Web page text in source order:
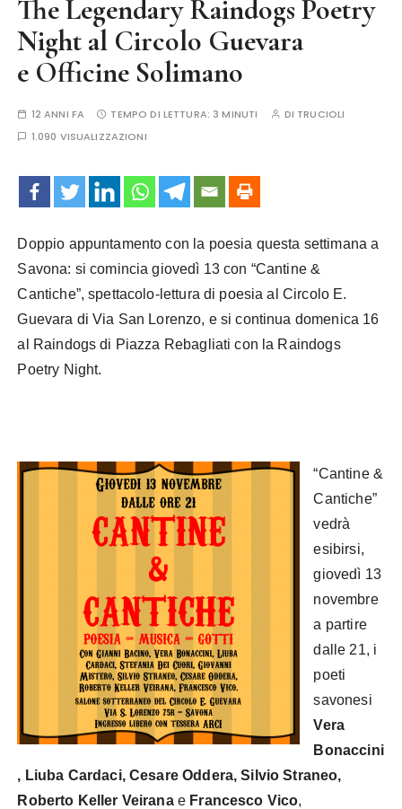
The Legendary Raindogs Poetry
Night al Circolo Guevara
e Officine Solimano
12 ANNI FA TEMPO DI LETTURA: 3 MINUTI DI TRUCIOLI
1.090 VISUALIZZAZIONI
Doppio appuntamento con la poesia questa settimana a
Savona: si comincia giovedì 13 con “Cantine &
Cantiche”, spettacolo-lettura di poesia al Circolo E.
Guevara di Via San Lorenzo, e si continua domenica 16
al Raindogs di Piazza Rebagliati con la Raindogs
Poetry Night.
“Cantine &
Cantiche”
vedrà
esibirsi,
giovedì 13
novembre
a partire
dalle 21, i
poeti
savonesi
Vera
Bonaccini
, Liuba Cardaci, Cesare Oddera, Silvio Straneo,
Roberto Keller Veiranae Francesco Vico,